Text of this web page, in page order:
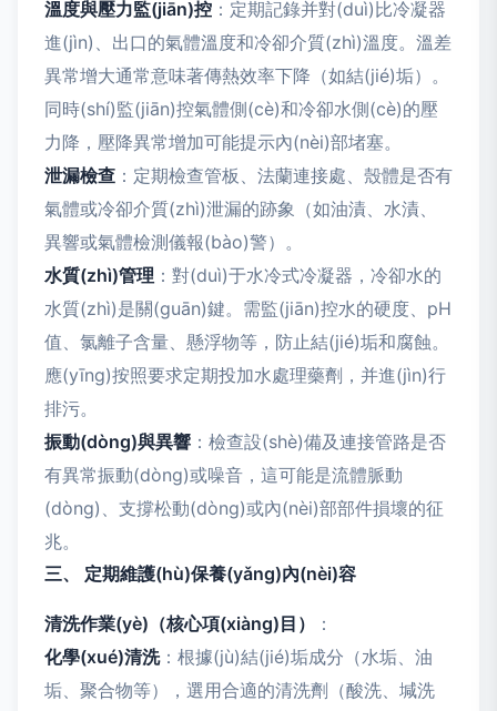
溫度與壓力監(jiān)控 ：定期記錄并對(duì)比冷凝器
進(jìn)、出口的氣體溫度和冷卻介質(zhì)溫度。溫差
異常增大通常意味著傳熱效率下降（如結(jié)垢）。
同時(shí)監(jiān)控氣體側(cè)和冷卻水側(cè)的壓
力降，壓降異常增加可能提示內(nèi)部堵塞。
泄漏檢查 ：定期檢查管板、法蘭連接處、殼體是否有
氣體或冷卻介質(zhì)泄漏的跡象（如油漬、水漬、
異響或氣體檢測儀報(bào)警）。
水質(zhì)管理 ：對(duì)于水冷式冷凝器，冷卻水的
水質(zhì)是關(guān)鍵。需監(jiān)控水的硬度、pH
值、氯離子含量、懸浮物等，防止結(jié)垢和腐蝕。
應(yīng)按照要求定期投加水處理藥劑，并進(jìn)行
排污。
振動(dòng)與異響 ：檢查設(shè)備及連接管路是否
有異常振動(dòng)或噪音，這可能是流體脈動
(dòng)、支撐松動(dòng)或內(nèi)部部件損壞的征
兆。
三、 定期維護(hù)保養(yǎng)內(nèi)容
清洗作業(yè)（核心項(xiàng)目）
：
化學(xué)清洗：根據(jù)結(jié)垢成分（水垢、油
垢、聚合物等），選用合適的清洗劑（酸洗、堿洗